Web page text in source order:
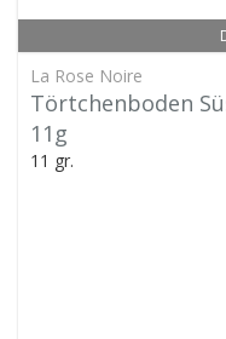
La Rose Noire
Törtchenboden
11g
11 gr.